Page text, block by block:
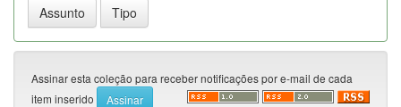
Assinar esta coleção para receber notificações por e-mail de cada
item inserido